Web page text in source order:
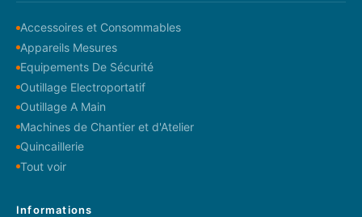
Accessoires et Consommables
Appareils Mesures
Equipements De Sécurité
Outillage Electroportatif
Outillage A Main
Machines de Chantier et d'Atelier
Quincaillerie
Tout voir
Informations